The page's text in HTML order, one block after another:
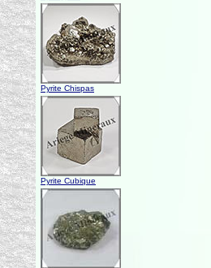
Pyrite Chispas
Pyrite Cubique